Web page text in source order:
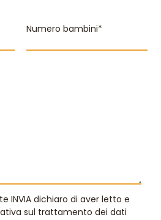
Numero bambini*
INVIA dichiaro di aver letto e
sul trattamento dei dati